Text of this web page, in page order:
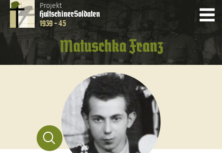
Projekt
HultschinerSoldaten
1939 - 45
Matuschka Franz